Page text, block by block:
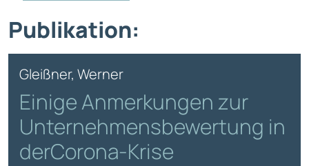
Publikation:
Gleißner, Werner
Einige Anmerkungen zur
Unternehmensbewertung in
derCorona-Krise